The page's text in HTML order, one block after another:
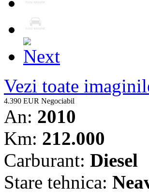
Vezi toate
4.390 EUR Negociabil
An: 2010
Km: 212.000
Carburant: Diesel
Stare tehnica: